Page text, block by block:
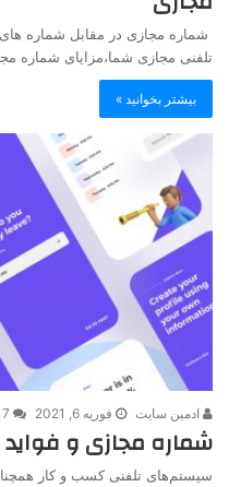
شماره مجازی در مقابل شماره
تلفنی مجازی شما،مزایای شماره
بیشتر بخوانید »
ادمین سایت فوریه 6, 2021 7
شماره مجازی و فواید
سیستم‌های تلفنی کسب و کار